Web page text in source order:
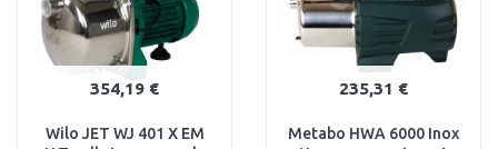
354,19 €
Wilo JET WJ 401 X EM
235,31 €
Metabo HWA 6000 Inox